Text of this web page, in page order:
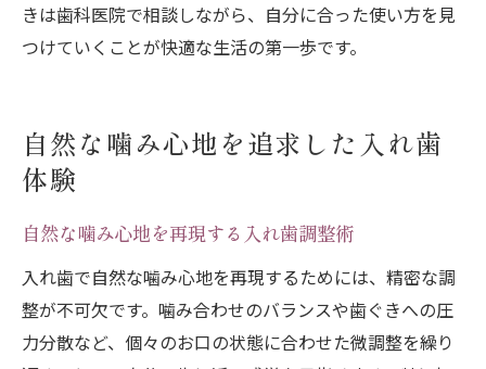
きは歯科医院で相談しながら、自分に合った使い方を見
つけていくことが快適な生活の第一歩です。
自然な噛み心地を追求した入れ歯
体験
自然な噛み心地を再現する入れ歯調整術
入れ歯で自然な噛み心地を再現するためには、精密な調
整が不可欠です。噛み合わせのバランスや歯ぐきへの圧
力分散など、個々のお口の状態に合わせた微調整を繰り